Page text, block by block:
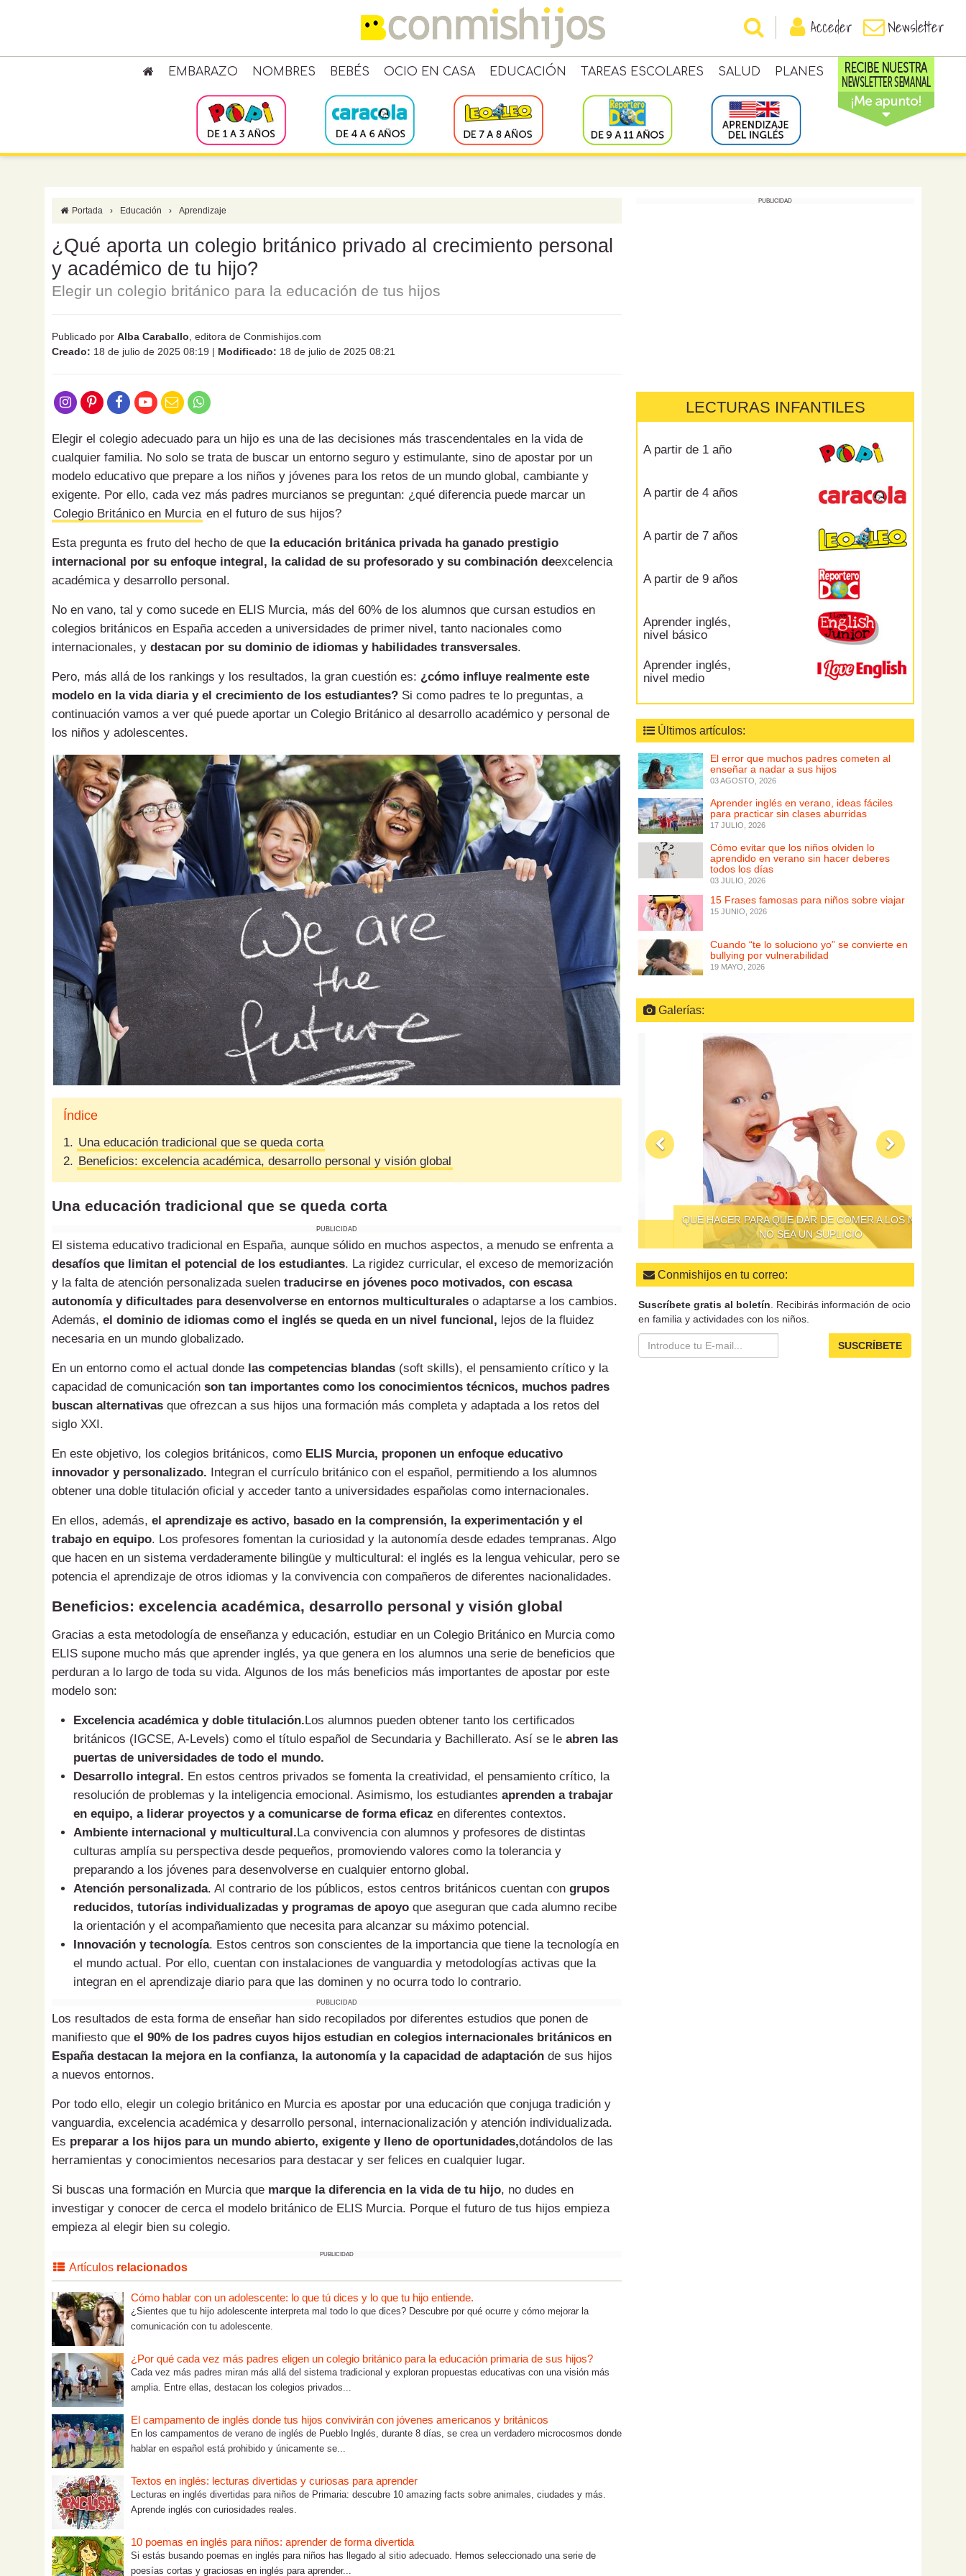
Acceder Newsletter
EMBARAZO NOMBRES BEBÉS OCIO EN CASA EDUCACIÓN TAREAS ESCOLARES SALUD PLANES
Portada › Educación › Aprendizaje
¿Qué aporta un colegio británico privado al crecimiento personal
y académico de tu hijo?
Elegir un colegio británico para la educación de tus hijos
Publicado por Alba Caraballo , editora de Conmishijos.com
Creado: 18 de julio de 2025 08:19 | Modificado: 18 de julio de 2025 08:21
Elegir el colegio adecuado para un hijo es una de las decisiones más trascendentales en la vida de
cualquier familia. No solo se trata de buscar un entorno seguro y estimulante, sino de apostar por un
modelo educativo que prepare a los niños y jóvenes para los retos de un mundo global, cambiante y
exigente. Por ello, cada vez más padres murcianos se preguntan: ¿qué diferencia puede marcar un
Colegio Británico en Murcia en el futuro de sus hijos?
Esta pregunta es fruto del hecho de que la educación británica privada ha ganado prestigio
internacional por su enfoque integral, la calidad de su profesorado y su combinación deexcelencia
académica y desarrollo personal.
No en vano, tal y como sucede en ELIS Murcia, más del 60% de los alumnos que cursan estudios en
colegios británicos en España acceden a universidades de primer nivel, tanto nacionales como
internacionales, y destacan por su dominio de idiomas y habilidades transversales.
Pero, más allá de los rankings y los resultados, la gran cuestión es: ¿cómo influye realmente este
modelo en la vida diaria y el crecimiento de los estudiantes? Si como padres te lo preguntas, a
continuación vamos a ver qué puede aportar un Colegio Británico al desarrollo académico y personal de
los niños y adolescentes.
Índice
1. Una educación tradicional que se queda corta
2. Beneficios: excelencia académica, desarrollo personal y visión global
Una educación tradicional que se queda corta
PUBLICIDAD
El sistema educativo tradicional en España, aunque sólido en muchos aspectos, a menudo se enfrenta a
desafíos que limitan el potencial de los estudiantes. La rigidez curricular, el exceso de memorización
y la falta de atención personalizada suelen traducirse en jóvenes poco motivados, con escasa
autonomía y dificultades para desenvolverse en entornos multiculturales o adaptarse a los cambios.
Además, el dominio de idiomas como el inglés se queda en un nivel funcional, lejos de la fluidez
necesaria en un mundo globalizado.
En un entorno como el actual donde las competencias blandas (soft skills), el pensamiento crítico y la
capacidad de comunicación son tan importantes como los conocimientos técnicos, muchos padres
buscan alternativas que ofrezcan a sus hijos una formación más completa y adaptada a los retos del
siglo XXI.
En este objetivo, los colegios británicos, como ELIS Murcia, proponen un enfoque educativo
innovador y personalizado. Integran el currículo británico con el español, permitiendo a los alumnos
obtener una doble titulación oficial y acceder tanto a universidades españolas como internacionales.
En ellos, además, el aprendizaje es activo, basado en la comprensión, la experimentación y el
trabajo en equipo. Los profesores fomentan la curiosidad y la autonomía desde edades tempranas. Algo
que hacen en un sistema verdaderamente bilingüe y multicultural: el inglés es la lengua vehicular, pero se
potencia el aprendizaje de otros idiomas y la convivencia con compañeros de diferentes nacionalidades.
Beneficios: excelencia académica, desarrollo personal y visión global
Gracias a esta metodología de enseñanza y educación, estudiar en un Colegio Británico en Murcia como
ELIS supone mucho más que aprender inglés, ya que genera en los alumnos una serie de beneficios que
perduran a lo largo de toda su vida. Algunos de los más beneficios más importantes de apostar por este
modelo son:
Excelencia académica y doble titulación.Los alumnos pueden obtener tanto los certificados
británicos (IGCSE, A-Levels) como el título español de Secundaria y Bachillerato. Así se le abren las
puertas de universidades de todo el mundo.
Desarrollo integral. En estos centros privados se fomenta la creatividad, el pensamiento crítico, la
resolución de problemas y la inteligencia emocional. Asimismo, los estudiantes aprenden a trabajar
en equipo, a liderar proyectos y a comunicarse de forma eficaz en diferentes contextos.
Ambiente internacional y multicultural.La convivencia con alumnos y profesores de distintas
culturas amplía su perspectiva desde pequeños, promoviendo valores como la tolerancia y
preparando a los jóvenes para desenvolverse en cualquier entorno global.
Atención personalizada. Al contrario de los públicos, estos centros británicos cuentan con grupos
reducidos, tutorías individualizadas y programas de apoyo que aseguran que cada alumno recibe
la orientación y el acompañamiento que necesita para alcanzar su máximo potencial.
Innovación y tecnología. Estos centros son conscientes de la importancia que tiene la tecnología en
el mundo actual. Por ello, cuentan con instalaciones de vanguardia y metodologías activas que la
integran en el aprendizaje diario para que las dominen y no ocurra todo lo contrario.
PUBLICIDAD
Los resultados de esta forma de enseñar han sido recopilados por diferentes estudios que ponen de
manifiesto que el 90% de los padres cuyos hijos estudian en colegios internacionales británicos en
España destacan la mejora en la confianza, la autonomía y la capacidad de adaptación de sus hijos
a nuevos entornos.
Por todo ello, elegir un colegio británico en Murcia es apostar por una educación que conjuga tradición y
vanguardia, excelencia académica y desarrollo personal, internacionalización y atención individualizada.
Es preparar a los hijos para un mundo abierto, exigente y lleno de oportunidades,dotándolos de las
herramientas y conocimientos necesarios para destacar y ser felices en cualquier lugar.
Si buscas una formación en Murcia que marque la diferencia en la vida de tu hijo, no dudes en
investigar y conocer de cerca el modelo británico de ELIS Murcia. Porque el futuro de tus hijos empieza
empieza al elegir bien su colegio.
PUBLICIDAD
Artículos relacionados
Cómo hablar con un adolescente: lo que tú dices y lo que tu hijo entiende.
¿Sientes que tu hijo adolescente interpreta mal todo lo que dices? Descubre por qué ocurre y cómo mejorar la
comunicación con tu adolescente.
¿Por qué cada vez más padres eligen un colegio británico para la educación primaria de sus hijos?
Cada vez más padres miran más allá del sistema tradicional y exploran propuestas educativas con una visión más
amplia. Entre ellas, destacan los colegios privados...
El campamento de inglés donde tus hijos convivirán con jóvenes americanos y británicos
En los campamentos de verano de inglés de Pueblo Inglés, durante 8 días, se crea un verdadero microcosmos donde
hablar en español está prohibido y únicamente se...
Textos en inglés: lecturas divertidas y curiosas para aprender
Lecturas en inglés divertidas para niños de Primaria: descubre 10 amazing facts sobre animales, ciudades y más.
Aprende inglés con curiosidades reales.
10 poemas en inglés para niños: aprender de forma divertida
Si estás busando poemas en inglés para niños has llegado al sitio adecuado. Hemos seleccionado una serie de
poesías cortas y graciosas en inglés para aprender...
PUBLICIDAD
LECTURAS INFANTILES
A partir de 1 año
A partir de 4 años
A partir de 7 años
A partir de 9 años
Aprender inglés,
nivel básico
Aprender inglés,
nivel medio
Últimos artículos:
El error que muchos padres cometen al
enseñar a nadar a sus hijos
03 AGOSTO, 2026
Aprender inglés en verano, ideas fáciles
para practicar sin clases aburridas
17 JULIO, 2026
Cómo evitar que los niños olviden lo
aprendido en verano sin hacer deberes
todos los días
03 JULIO, 2026
15 Frases famosas para niños sobre viajar
15 JUNIO, 2026
Cuando “te lo soluciono yo” se convierte en
bullying por vulnerabilidad
19 MAYO, 2026
Galerías:
QUÉ HACER PARA QUE DAR DE COMER A LOS NIÑOS
NO SEA UN SUPLICIO
Conmishijos en tu correo:
Suscríbete gratis al boletín . Recibirás información de ocio
en familia y actividades con los niños.
SUSCRÍBETE